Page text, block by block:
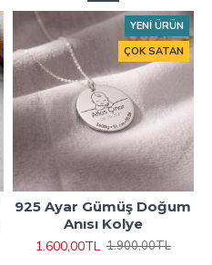
YENI ÜRÜN
ÇOK SATAN
925 Ayar Gümüş Doğum
Anısı Kolye
1.600,00TL 1.900,00TL